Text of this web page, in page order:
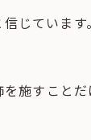
じています。
施すこと